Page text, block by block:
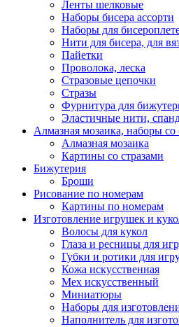
Ленты шелковые
Наборы бисера ассорти
Наборы для
Нити для бисера, для
Пайетки
Проволока, леска
Стразовые цепочки
Стразы
Фурнитура для
Эластичные нити,
Алмазная мозаика, наборы со
Алмазная мозаика
Картины co стразами
Бижутерия
Броши
Рисование по номерам
Картины по номерам
Изготовление игрушек и
Волосы для кукол
Глаза и ресницы для
Губки и ротики для
Кожа искусственная
Мех искусственный
Миниатюры
Наборы для
Наполнитель для